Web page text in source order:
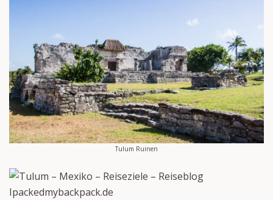
Tulum Ruinen